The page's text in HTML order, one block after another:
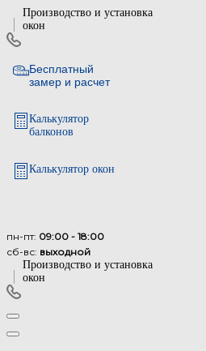
Производство и установка
окон
Бесплатный
замер и расчет
Калькулятор
балконов
Калькулятор окон
пн-пт: 09:00 - 18:00
сб-вс: выходной
Производство и установка
окон